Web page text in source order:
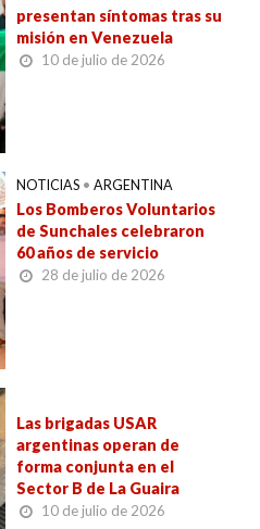
presentan síntomas tras su
misión en Venezuela
10 de julio de 2026
NOTICIAS • ARGENTINA
Los Bomberos Voluntarios
de Sunchales celebraron
60 años de servicio
28 de julio de 2026
Las brigadas USAR
argentinas operan de
forma conjunta en el
Sector B de La Guaira
10 de julio de 2026